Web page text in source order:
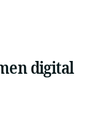
digital